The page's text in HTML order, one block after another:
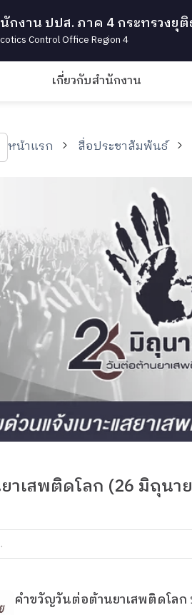
กงาน ปปส. ภาค 4 กระทรวงยุติ
Control Office Region 4
เกี่ยวกับสำนักงาน
หน้าแรก สื่อประชาสัมพันธ์
าเสพติดโลก (26 มิถุนา
คำขวัญวันต่อต้านยาเสพติดโลก